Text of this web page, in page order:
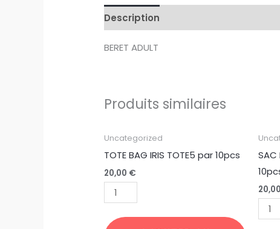
Description
BERET ADULT
Produits similaires
Uncategorized
TOTE BAG IRIS TOTE5 par 10pcs
20,00 €
quantité
de
TOTE
BAG
IRIS
TOTE5
SAC
20,00
de
SAC
LA
NUIT